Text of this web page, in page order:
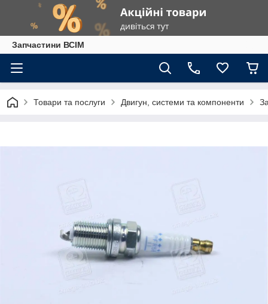
Запчастини ВСІМ
Товари та послуги Двигун, системи та компоненти